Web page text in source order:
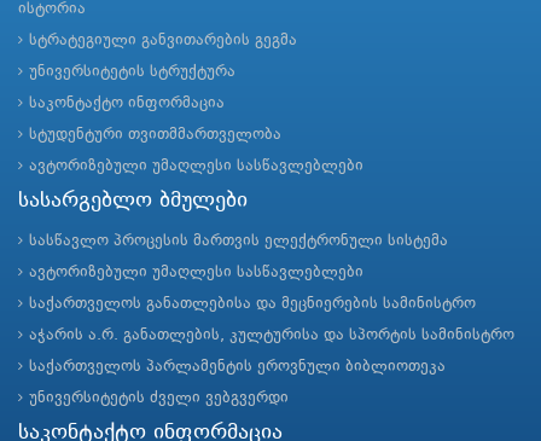
ისტორია
სტრატეგიული განვითარების გეგმა
უნივერსიტეტის სტრუქტურა
საკონტაქტო ინფორმაცია
სტუდენტური თვითმმართველობა
ავტორიზებული უმაღლესი სასწავლებლები
სასარგებლო ბმულები
სასწავლო პროცესის მართვის ელექტრონული სისტემა
ავტორიზებული უმაღლესი სასწავლებლები
საქართველოს განათლებისა და მეცნიერების სამინისტრო
აჭარის ა.რ. განათლების, კულტურისა და სპორტის სამინისტრო
საქართველოს პარლამენტის ეროვნული ბიბლიოთეკა
უნივერსიტეტის ძველი ვებგვერდი
საკონტაქტო ინფორმაცია